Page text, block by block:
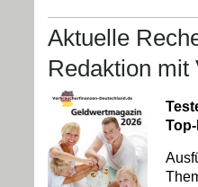
Aktuelle
Redaktion mit